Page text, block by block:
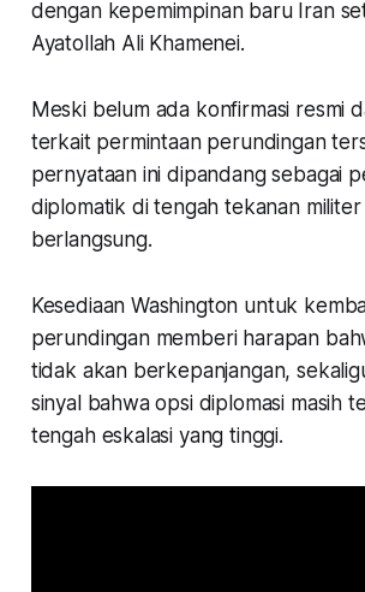
dengan kepemimpinan baru Iran
Ayatollah Ali Khamenei.
Meski belum ada konfirmasi resmi
terkait permintaan perundingan
pernyataan ini dipandang sebagai
diplomatik di tengah tekanan
berlangsung.
Kesediaan Washington untuk
perundingan memberi harapan
tidak akan berkepanjangan,
sinyal bahwa opsi diplomasi masih
tengah eskalasi yang tinggi.